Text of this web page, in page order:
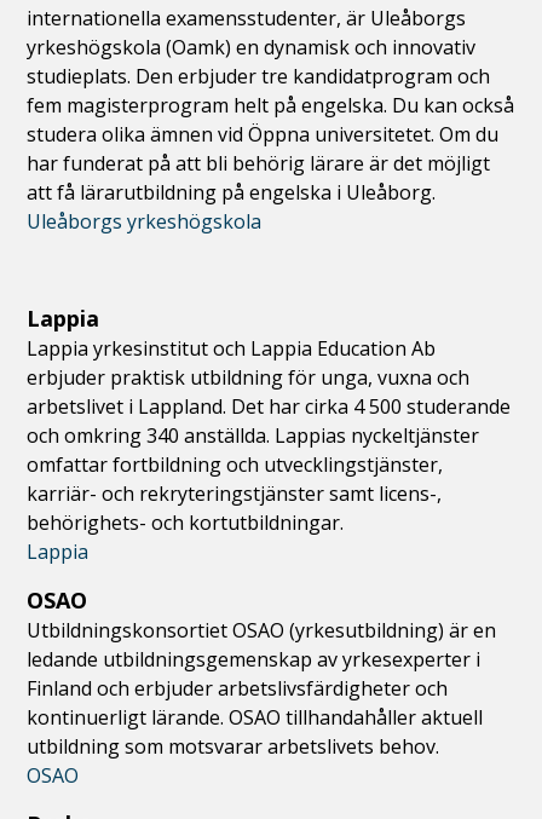
internationella examensstudenter, är Uleåborgs
yrkeshögskola (Oamk) en dynamisk och innovativ
studieplats. Den erbjuder tre kandidatprogram och
fem magisterprogram helt på engelska. Du kan också
studera olika ämnen vid Öppna universitetet. Om du
har funderat på att bli behörig lärare är det möjligt
att få lärarutbildning på engelska i Uleåborg.
Uleåborgs yrkeshögskola
Lappia
Lappia yrkesinstitut och Lappia Education Ab
erbjuder praktisk utbildning för unga, vuxna och
arbetslivet i Lappland. Det har cirka 4 500 studerande
och omkring 340 anställda. Lappias nyckeltjänster
omfattar fortbildning och utvecklingstjänster,
karriär- och rekryteringstjänster samt licens-,
behörighets- och kortutbildningar.
Lappia
OSAO
Utbildningskonsortiet OSAO (yrkesutbildning) är en
ledande utbildningsgemenskap av yrkesexperter i
Finland och erbjuder arbetslivsfärdigheter och
kontinuerligt lärande. OSAO tillhandahåller aktuell
utbildning som motsvarar arbetslivets behov.
OSAO